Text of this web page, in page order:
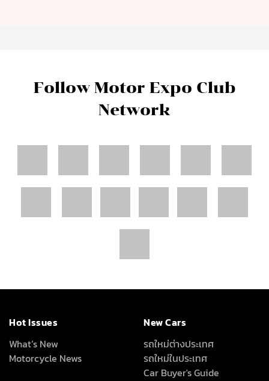
Follow Motor Expo Club
Network
Hot Issues
What’s New
Motorcycle News
New Cars
รถใหม่ต่างประเทศ
รถใหม่ในประเทศ
Car Buyer's Guide